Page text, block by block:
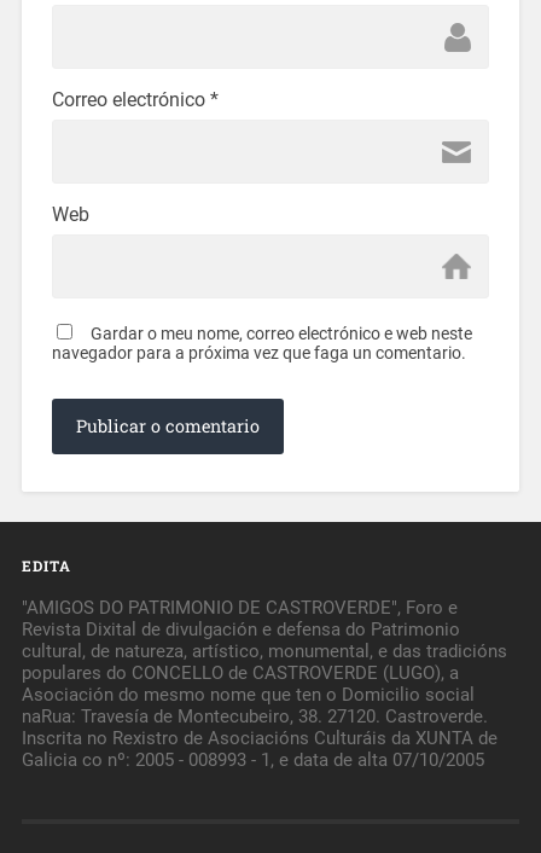
Correo electrónico *
Web
Gardar o meu nome, correo electrónico e web neste
navegador para a próxima vez que faga un comentario.
EDITA
"AMIGOS DO PATRIMONIO DE CASTROVERDE", Foro e
Revista Dixital de divulgación e defensa do Patrimonio
cultural, de natureza, artístico, monumental, e das tradicións
populares do CONCELLO de CASTROVERDE (LUGO), a
Asociación do mesmo nome que ten o Domicilio social
naRua: Travesía de Montecubeiro, 38. 27120. Castroverde.
Inscrita no Rexistro de Asociacións Culturáis da XUNTA de
Galicia co nº: 2005 - 008993 - 1, e data de alta 07/10/2005